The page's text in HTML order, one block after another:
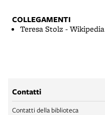
COLLEGAMENTI
Teresa Stolz - Wikipedia
Contatti
Contatti della biblioteca